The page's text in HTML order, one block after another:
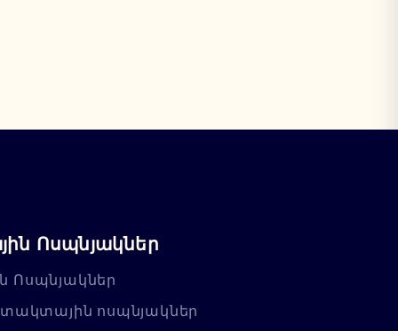
Ոսպնյակներ
Ոսպնյակներ
ոսպնյակներ